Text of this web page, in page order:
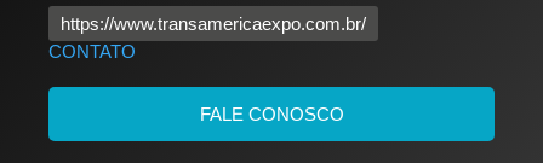
https://www.transamericaexpo.com.br/
CONTATO
FALE CONOSCO